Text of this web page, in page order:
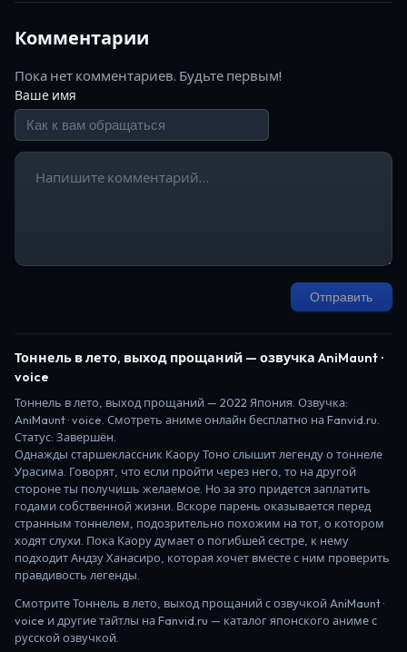
Комментарии
Пока нет комментариев. Будьте первым!
Ваше имя
Отправить
Тоннель в лето, выход прощаний — озвучка AniMaunt ·
voice
Тоннель в лето, выход прощаний — 2022 Япония . Озвучка:
AniMaunt · voice. Смотреть аниме онлайн бесплатно на Fanvid.ru.
Статус: Завершён
Однажды старшеклассник Каору Тоно слышит легенду о тоннеле
Урасима. Говорят, что если пройти через него, то на другой
стороне ты получишь желаемое. Но за это придется заплатить
годами собственной жизни. Вскоре парень оказывается перед
странным тоннелем, подозрительно похожим на тот, о котором
ходят слухи. Пока Каору думает о погибшей сестре, к нему
подходит Андзу Ханасиро, которая хочет вместе с ним проверить
правдивость легенды.
СмотритеТоннель в лето, выход прощаний с озвучкой AniMaunt ·
voice и другие тайтлы на Fanvid.ru — каталог японского аниме с
русской озвучкой.